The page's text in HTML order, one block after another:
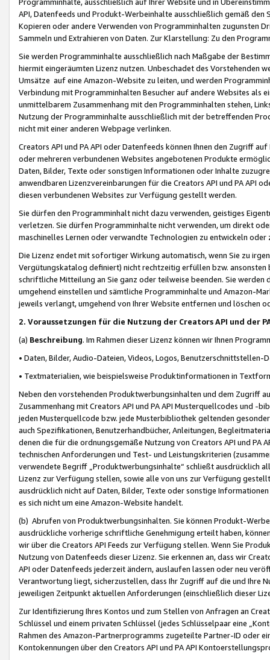
API, Datenfeeds und Produkt-Werbeinhalte ausschließlich gemäß
Kopieren oder andere Verwenden von Programminhalten zugunsten
Sammeln und Extrahieren von Daten. Zur Klarstellung: Zu den
Sie werden Programminhalte ausschließlich nach Maßgabe der
hiermit eingeräumten Lizenz nutzen. Unbeschadet des Vorstehenden
Umsätze auf eine Amazon-Website zu leiten, und werden
Verbindung mit Programminhalten Besucher auf andere Websites als
unmittelbarem Zusammenhang mit den Programminhalten stehen,
Nutzung der Programminhalte ausschließlich mit der betreffenden
nicht mit einer anderen Webpage verlinken.
Creators API und PA API oder Datenfeeds können Ihnen den Zugriff
oder mehreren verbundenen Websites angebotenen Produkte
Daten, Bilder, Texte oder sonstigen Informationen oder Inhalte
anwendbaren Lizenzvereinbarungen für die Creators API und PA API
diesen verbundenen Websites zur Verfügung gestellt werden.
Sie dürfen den Programminhalt nicht dazu verwenden, geistiges
verletzen. Sie dürfen Programminhalte nicht verwenden, um direkt
maschinelles Lernen oder verwandte Technologien zu entwickeln
Die Lizenz endet mit sofortiger Wirkung automatisch, wenn Sie zu
Vergütungskatalog definiert) nicht rechtzeitig erfüllen bzw. ansonsten
schriftliche Mitteilung an Sie ganz oder teilweise beenden. Sie werden
umgehend einstellen und sämtliche Programminhalte und Amazon-
jeweils verlangt, umgehend von Ihrer Website entfernen und löschen
2. Voraussetzungen für die Nutzung der Creators API und der
(a) Beschreibung. Im Rahmen dieser Lizenz können wir Ihnen
• Daten, Bilder, Audio-Dateien, Videos, Logos, Benutzerschnittstellen-
• Textmaterialien, wie beispielsweise Produktinformationen in
Neben den vorstehenden Produktwerbungsinhalten und dem Zugriff
Zusammenhang mit Creators API und PA API Musterquellcodes und
jeden Musterquellcode bzw. jede Musterbibliothek geltenden
auch Spezifikationen, Benutzerhandbücher, Anleitungen,
denen die für die ordnungsgemäße Nutzung von Creators API und PA
technischen Anforderungen und Test- und Leistungskriterien
verwendete Begriff „Produktwerbungsinhalte“ schließt ausdrücklich
Lizenz zur Verfügung stellen, sowie alle von uns zur Verfügung
ausdrücklich nicht auf Daten, Bilder, Texte oder sonstige
es sich nicht um eine Amazon-Website handelt.
(b) Abrufen von Produktwerbungsinhalten. Sie können Produkt-
ausdrückliche vorherige schriftliche Genehmigung erteilt haben,
wir über die Creators API Feeds zur Verfügung stellen. Wenn Sie
Nutzung von Datenfeeds dieser Lizenz. Sie erkennen an, dass wir
API oder Datenfeeds jederzeit ändern, auslaufen lassen oder neu
Verantwortung liegt, sicherzustellen, dass Ihr Zugriff auf die und Ihre
jeweiligen Zeitpunkt aktuellen Anforderungen (einschließlich dieser
Zur Identifizierung Ihres Kontos und zum Stellen von Anfragen an
Schlüssel und einem privaten Schlüssel (jedes Schlüsselpaar eine
Rahmen des Amazon-Partnerprogramms zugeteilte Partner-ID oder
Kontokennungen über den Creators API und PA API